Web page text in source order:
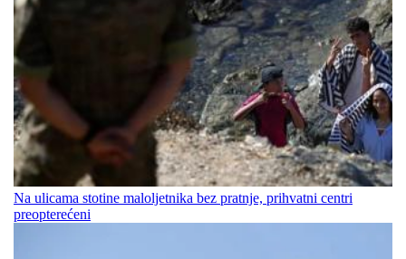
Na ulicama stotine maloljetnika bez pratnje, prihvatni centri
preopterećeni